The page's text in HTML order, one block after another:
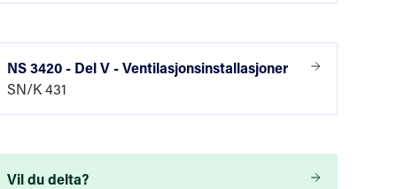
i
kalt P-773,
Utgivelsen av
for
NS 3420 - Del V - Ventilasjonsinstallasjoner
SN/K 431
Vil du delta?